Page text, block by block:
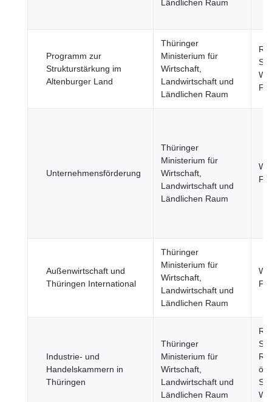
Ländlichen Raum
Programm zur
Strukturstärkung im
Altenburger Land
Thüringer
Ministerium für
Wirtschaft,
Landwirtschaft und
Ländlichen Raum
Unternehmensförderung
Thüringer
Ministerium für
Wirtschaft,
Landwirtschaft und
Ländlichen Raum
Außenwirtschaft und
Thüringen International
Thüringer
Ministerium für
Wirtschaft,
Landwirtschaft und
Ländlichen Raum
Industrie- und
Handelskammern in
Thüringen
Thüringer
Ministerium für
Wirtschaft,
Landwirtschaft und
Ländlichen Raum